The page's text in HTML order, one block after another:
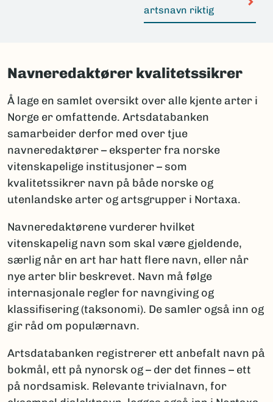
artsnavn riktig
Navneredaktører kvalitetssikrer
Å lage en samlet oversikt over alle kjente arter i
Norge er omfattende. Artsdatabanken
samarbeider derfor med over tjue
navneredaktører – eksperter fra norske
vitenskapelige institusjoner – som
kvalitetssikrer navn på både norske og
utenlandske arter og artsgrupper i Nortaxa.
Navneredaktørene vurderer hvilket
vitenskapelig navn som skal være gjeldende,
særlig når en art har hatt flere navn, eller når
nye arter blir beskrevet. Navn må følge
internasjonale regler for navngiving og
klassifisering (taksonomi). De samler også inn og
gir råd om populærnavn.
Artsdatabanken registrerer ett anbefalt navn på
bokmål, ett på nynorsk og – der det finnes – ett
på nordsamisk. Relevante trivialnavn, for